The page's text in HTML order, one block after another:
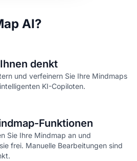
AI?
denkt
und verfeinern Sie Ihre Mindmaps
KI-Copiloten.
Funktionen
Sie Ihre Mindmap an und
frei. Manuelle Bearbeitungen sind